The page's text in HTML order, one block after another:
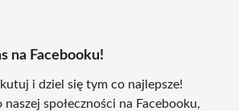
na Facebooku!
i dziel się tym co najlepsze!
naszej społeczności na Facebooku,